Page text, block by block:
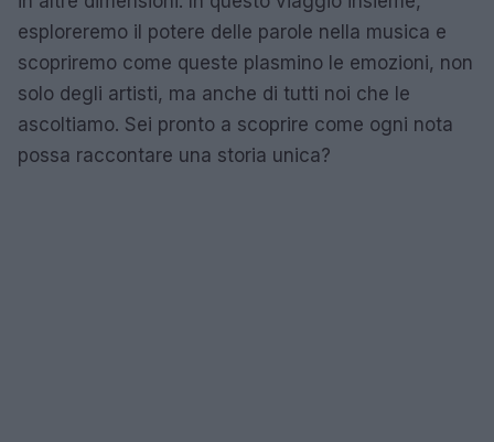
esploreremo il potere delle parole nella musica e
scopriremo come queste plasmino le emozioni, non
solo degli artisti, ma anche di tutti noi che le
ascoltiamo. Sei pronto a scoprire come ogni nota
possa raccontare una storia unica?